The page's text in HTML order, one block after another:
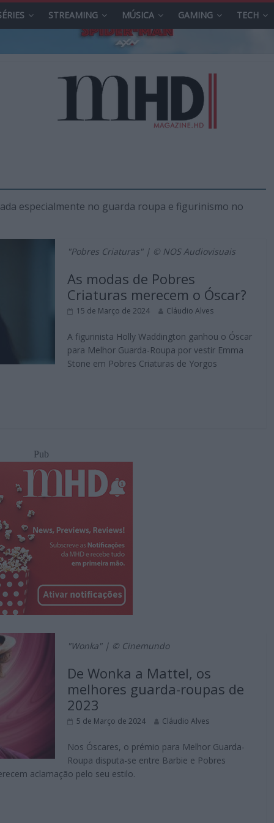
STREAMING MÚSICA GAMING TECH
especialmente no guarda roupa e figurinismo no
"Pobres Criaturas" | © NOS Audiovisuais
As modas de Pobres
Criaturas merecem o Óscar?
15 de Março de 2024 Cláudio Alves
A figurinista Holly Waddington ganhou o Óscar
para Melhor Guarda-Roupa por vestir Emma
Stone em Pobres Criaturas de Yorgos
Pub
"Wonka" | © Cinemundo
De Wonka a Mattel, os
melhores guarda-roupas de
2023
5 de Março de 2024 Cláudio Alves
Nos Óscares, o prémio para Melhor Guarda-
Roupa disputa-se entre Barbie e Pobres
aclamação pelo seu estilo.